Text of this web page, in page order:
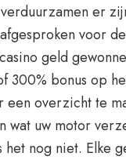
er
voor
geld
300% bonus op
een overzicht te
wat uw motor
het nog niet. Elke